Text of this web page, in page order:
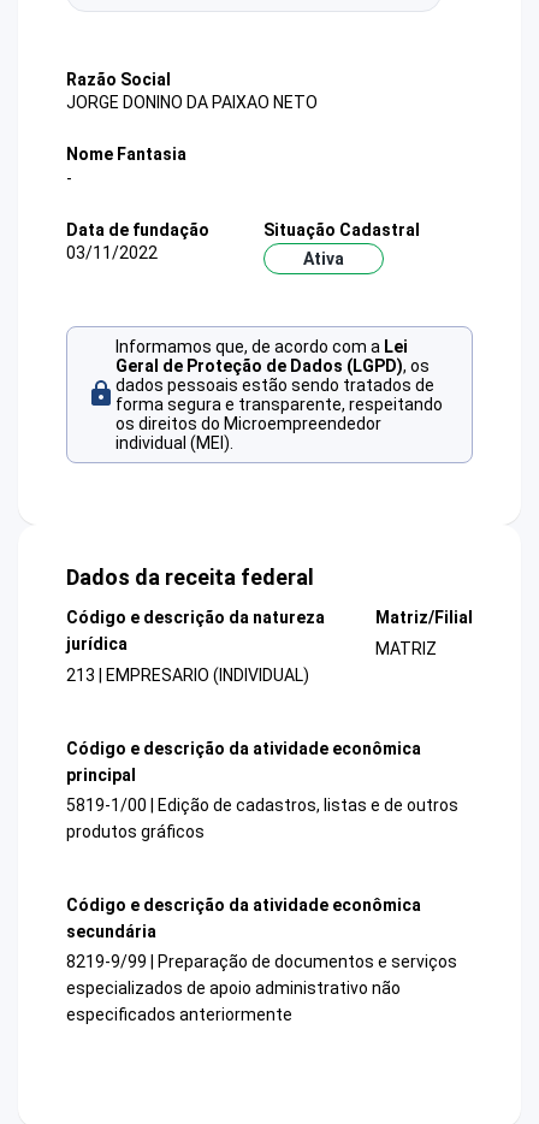
Razão Social
JORGE DONINO DA PAIXAO NETO
Nome Fantasia
-
Data de fundação
03/11/2022
Situação Cadastral
Ativa
Informamos que, de acordo com a Lei
Geral de Proteção de Dados (LGPD), os
dados pessoais estão sendo tratados de
forma segura e transparente, respeitando
os direitos do Microempreendedor
individual (MEI).
Dados da receita federal
Código e descrição da natureza
jurídica
213 | EMPRESARIO (INDIVIDUAL)
Matriz/Filial
MATRIZ
Código e descrição da atividade econômica
principal
5819-1/00 | Edição de cadastros, listas e de outros
produtos gráficos
Código e descrição da atividade econômica
secundária
8219-9/99 | Preparação de documentos e serviços
especializados de apoio administrativo não
especificados anteriormente